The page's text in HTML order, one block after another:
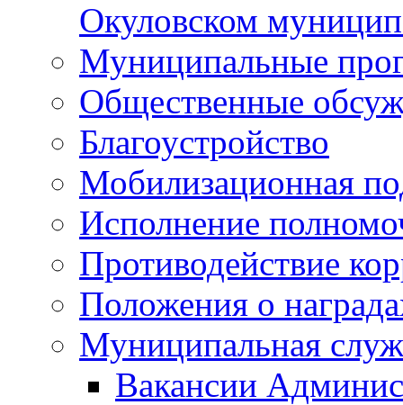
Окуловском
Муниципальные
Общественные
Благоустройство
Мобилизационная
Исполнение
Противодействие
Положения о
Муниципальная
Вакансии